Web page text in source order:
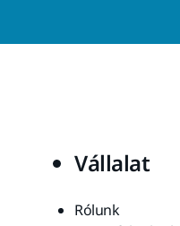
Vállalat
Rólunk